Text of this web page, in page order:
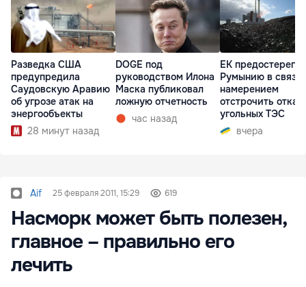
Разведка США
предупредила
Саудовскую Аравию
об угрозе атак на
энергообъекты
28 минут назад
DOGE под
руководством Илона
Маска публиковал
ложную отчетность
час назад
ЕК предостерегла
Румынию в связи
намерением
отстрочить отказ
угольных ТЭС
вчера
Aif 25 февраля 2011, 15:29 619
Насморк может быть полезен,
главное – правильно его
лечить